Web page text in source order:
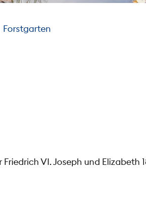
Forstgarten
VI. Joseph und Elizabeth